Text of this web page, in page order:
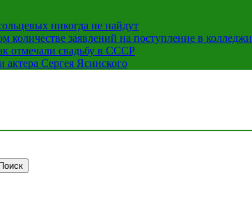
никогда не найдут
количестве заявлений на поступление в колледжи
отмечали свадьбу в СССР
актера Сергея Ясинского